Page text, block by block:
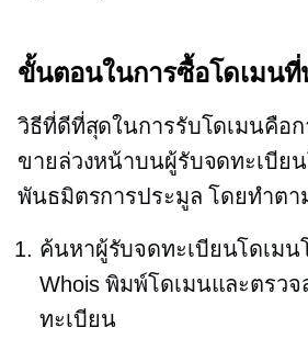
ขั้นตอนในการซื้อโดเมน
วิธีที่ดีที่สุดในการรับโดเมนคือก
ขายล่วงหน้าบนผู้รับจดทะเบีย
พันธมิตรการประมูล โดยทำต
ค้นหาผู้รับจดทะเบียนโดเมน
Whois พิมพ์โดเมนและตรว
ทะเบียน